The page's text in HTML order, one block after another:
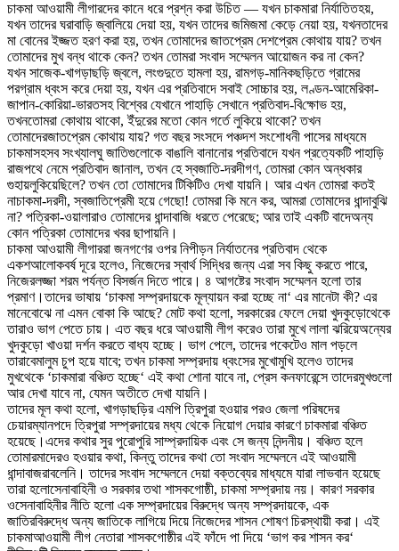
চাকমা আওয়ামী লীগারদের কানে ধরে প্রশ্ন করা উচিত — যখন চাকমারা নির্যাতিতহয়,
যখন তাদের ঘরাবাড়ি জ্বালিয়ে দেয়া হয়, যখন তাদের জমিজমা কেড়ে নেয়া হয়, যখনতাদের
মা বোনের ইজ্জত হরণ করা হয়,তখন তোমাদের জাতপ্রেম দেশপ্রেম কোথায় যায়?তখন
তোমাদের মুখ বন্ধ থাকে কেন?তখন তোমরা সংবাদ সম্মেলন আয়োজন কর না কেন?
যখন সাজেক-খাগড়াছড়ি জ্বলে, লংগুদুতে হামলা হয়, রামগড়-মানিকছড়িতে গ্রামের
পরগ্রাম ধ্বংস করে দেয়া হয়, যখন এর প্রতিবাদে সবাই সোচ্চার হয়, লণ্ডন-আমেরিকা-
জাপান-কোরিয়া-ভারতসহ বিশ্বের যেখানে পাহাড়ি সেখানে প্রতিবাদ-বিক্ষোভ হয়,
তখনতোমরা কোথায় থাকো,ইঁদুরের মতো কোন গর্তে লুকিয়ে থাকো?তখন
তোমাদেরজাতপ্রেম কোথায় যায়? গত বছর সংসদে পঞ্চদশ সংশোধনী পাসের মাধ্যমে
চাকমাসহসব সংখ্যালঘু জাতিগুলোকে বাঙালি বানানোর প্রতিবাদে যখন প্রত্যেকটি পাহাড়ি
রাজপথে নেমে প্রতিবাদ জানাল,তখন হে স্বজাতি-দরদীগণ, তোমরা কোন অন্ধকার
গুহায়লুকিয়েছিলে?তখন তো তোমাদের টিকিটিও দেখা যায়নি। আর এখন তোমরা কতই
নাচাকমা-দরদী,স্বজাতিপ্রেমী হয়ে গেছো! তোমরা কি মনে কর, আমরা তোমাদের ধান্দাবুঝি
না? পত্রিকা-ওয়ালারাও তোমাদের ধান্দাবাজি ধরতে পেরেছে; আর তাই একটি বাদেঅন্য
কোন পত্রিকা তোমাদের খবর ছাপায়নি।
চাকমা আওয়ামী লীগাররা জনগণের ওপর নিপীড়ন নির্যাতনের প্রতিবাদ থেকে
একশআলোকবর্ষ দূরে হলেও, নিজেদের স্বার্থ সিদ্ধির জন্য এরা সব কিছু করতে পারে,
নিজেরলজ্জা শরম পর্যন্ত বিসর্জন দিতে পারে। ৪ আগষ্টের সংবাদ সম্মেলন হলো তার
প্রমাণ।তাদের ভাষায় ‘চাকমা সম্প্রদায়কে মূল্যায়ন করা হচ্ছে না‘ এর মানেটা কী? এর
মানেবোঝে না এমন বোকা কি আছে? মোট কথা হলো, সরকারের ফেলে দেয়া খুদকুড়োথেকে
তারাও ভাগ পেতে চায় । এত বছর ধরে আওয়ামী লীগ করেও তারা মুখে লালা ঝরিয়েঅন্যের
খুদকুড়ো খাওয়া দর্শন করতে বাধ্য হচ্ছে । ভাগ পেলে,তাদের পকেটেও মাল পড়লে
তারাবেমালুম চুপ হয়ে যাবে;তখন চাকমা সম্প্রদায় ধ্বংসের মুখোমুখি হলেও তাদের
মুখথেকে ‘চাকমারা বঞ্চিত হচ্ছে‘ এই কথা শোনা যাবে না, প্রেস কনফারেন্সে তাদেরমুখগুলো
আর দেখা যাবে না, যেমন অতীতে দেখা যায়নি।
তাদের মূল কথা হলো, খাগড়াছড়ির এমপি ত্রিপুরা হওয়ার পরও জেলা পরিষদের
চেয়ারম্যানপদে ত্রিপুরা সম্প্রদায়ের মধ্য থেকে নিয়োগ দেয়ার কারণে চাকমারা বঞ্চিত
হয়েছে। এদের কথার সুর পুরোপুরি সাম্প্রদায়িক এবং সে জন্য নিন্দনীয় । বঞ্চিত হলে
তোমারমাদেরও হওয়ার কথা, কিন্তু তাদের কথা তো সংবাদ সম্মেলনে এই আওয়ামী
ধান্দাবাজরাবলেনি।তাদের সংবাদ সম্মেলনে দেয়া বক্তব্যের মাধ্যমে যারা লাভবান হয়েছে
তারা হলোসেনাবাহিনী ও সরকার তথা শাসকগোষ্ঠী, চাকমা সম্প্রদায় নয় । কারণ সরকার
ওসেনাবাহিনীর নীতি হলো এক সম্প্রদায়ের বিরুদ্ধে অন্য সম্প্রদায়কে, এক
জাতিরবিরুদ্ধে অন্য জাতিকে লাগিয়ে দিয়ে নিজেদের শাসন শোষণ চিরস্থায়ী করা । এই
চাকমাআওয়ামী লীগ নেতারা শাসকগোষ্ঠীর এই ফাঁদে পা দিয়ে ‘ভাগ কর শাসন কর‘